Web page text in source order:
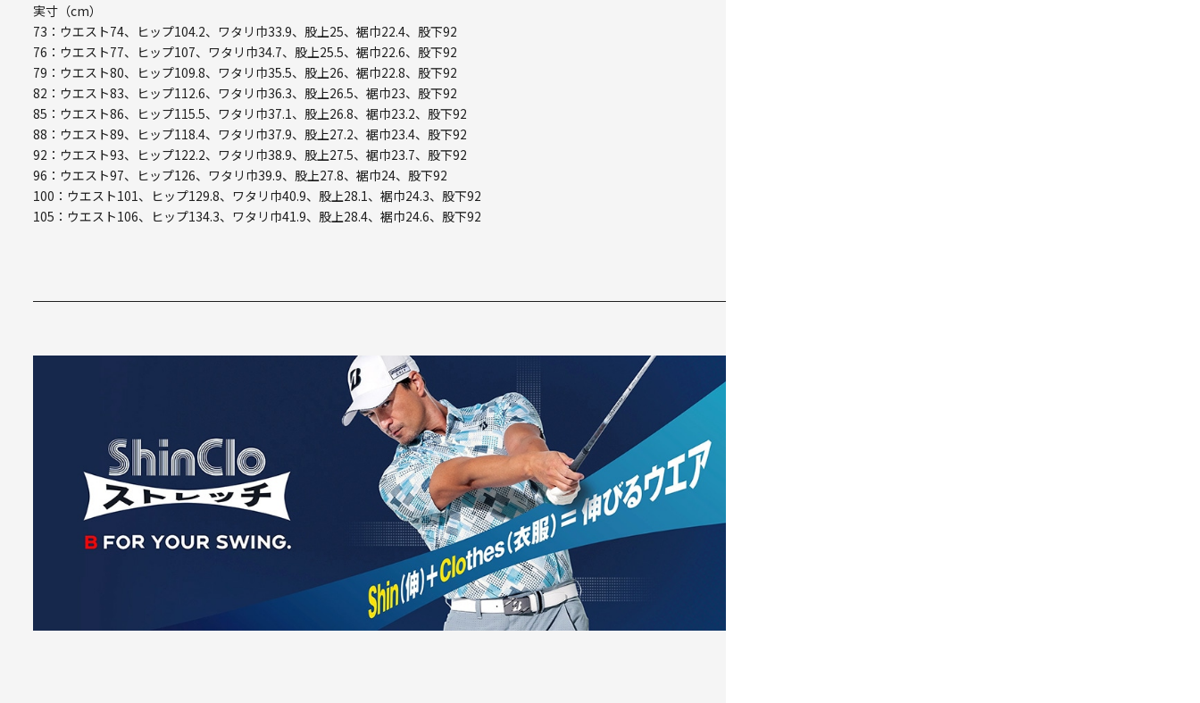
実寸（cm）
73：ウエスト74、ヒップ104.2、ワタリ巾33.9、股上25、裾巾22.4、股下92
76：ウエスト77、ヒップ107、ワタリ巾34.7、股上25.5、裾巾22.6、股下92
79：ウエスト80、ヒップ109.8、ワタリ巾35.5、股上26、裾巾22.8、股下92
82：ウエスト83、ヒップ112.6、ワタリ巾36.3、股上26.5、裾巾23、股下92
85：ウエスト86、ヒップ115.5、ワタリ巾37.1、股上26.8、裾巾23.2、股下92
88：ウエスト89、ヒップ118.4、ワタリ巾37.9、股上27.2、裾巾23.4、股下92
92：ウエスト93、ヒップ122.2、ワタリ巾38.9、股上27.5、裾巾23.7、股下92
96：ウエスト97、ヒップ126、ワタリ巾39.9、股上27.8、裾巾24、股下92
100：ウエスト101、ヒップ129.8、ワタリ巾40.9、股上28.1、裾巾24.3、股下92
105：ウエスト106、ヒップ134.3、ワタリ巾41.9、股上28.4、裾巾24.6、股下92